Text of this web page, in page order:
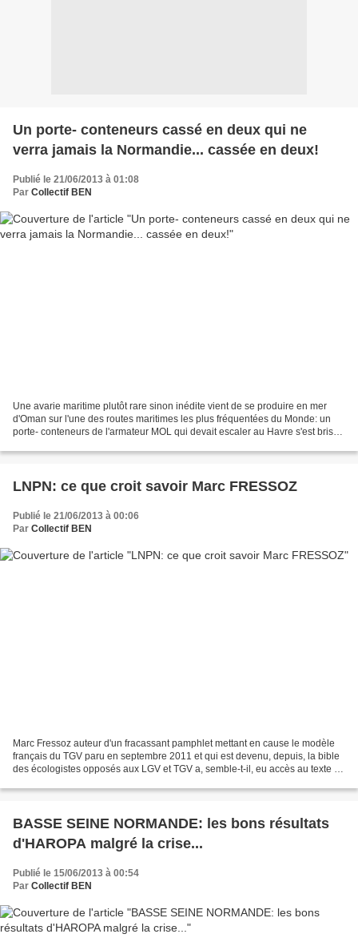
Un porte- conteneurs cassé en deux qui ne
verra jamais la Normandie... cassée en deux!
Publié le 21/06/2013 à 01:08
Par Collectif BEN
Une avarie maritime plutôt rare sinon inédite vient de se produire en mer
d'Oman sur l'une des routes maritimes les plus fréquentées du Monde: un
porte- conteneurs de l'armateur MOL qui devait escaler au Havre s'est brisé
LNPN: ce que croit savoir Marc FRESSOZ
Publié le 21/06/2013 à 00:06
Par Collectif BEN
Marc Fressoz auteur d'un fracassant pamphlet mettant en cause le modèle
français du TGV paru en septembre 2011 et qui est devenu, depuis, la bible
des écologistes opposés aux LGV et TGV a, semble-t-il, eu accès au texte du
BASSE SEINE NORMANDE: les bons résultats
d'HAROPA malgré la crise...
Publié le 15/06/2013 à 00:54
Par Collectif BEN